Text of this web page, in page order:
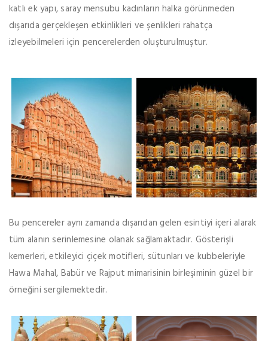
katlı ek yapı, saray mensubu kadınların halka görünmeden
dışarıda gerçekleşen etkinlikleri ve şenlikleri rahatça
izleyebilmeleri için pencerelerden oluşturulmuştur.
Bu pencereler aynı zamanda dışarıdan gelen esintiyi içeri alarak
tüm alanın serinlemesine olanak sağlamaktadır. Gösterişli
kemerleri, etkileyici çiçek motifleri, sütunları ve kubbeleriyle
Hawa Mahal, Babür ve Rajput mimarisinin birleşiminin güzel bir
örneğini sergilemektedir.